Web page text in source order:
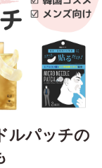
ルパッチの